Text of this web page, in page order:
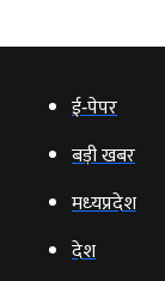
ई‑पेपर
बड़ी खबर
मध्‍यप्रदेश
देश